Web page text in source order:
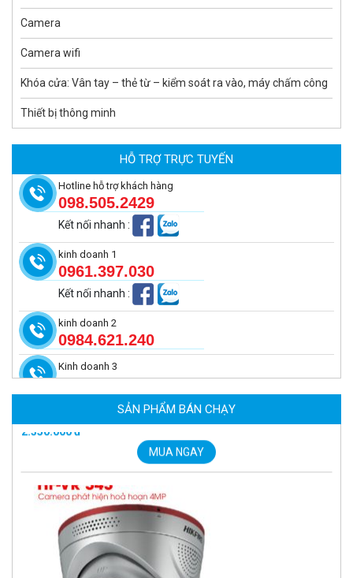
Camera
Camera wifi
Khóa cửa: Vân tay – thẻ từ – kiểm soát ra vào, máy chấm công
Thiết bị thông minh
HỖ TRỢ TRỰC TUYẾN
Hotline hỗ trợ khách hàng
098.505.2429
Kết nối nhanh :
kinh doanh 1
0961.397.030
Kết nối nhanh :
kinh doanh 2
0984.621.240
Kinh doanh 3
SẢN PHẨM BÁN CHẠY
Camera tích hợp đầu báo nhiệt 2MP Hikfire HF-VH 223
2.039.000 đ
MUA NGAY
Camera tích hợp đầu báo nhiệt 4MP Hikfire HF-VH 243
MUA NGAY